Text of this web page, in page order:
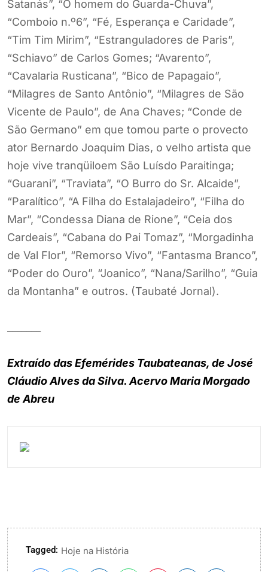
Satanás”, “O homem do Guarda-Chuva”,
“Comboio n.º6”, “Fé, Esperança e Caridade”,
“Tim Tim Mirim”, “Estranguladores de Paris”,
“Schiavo” de Carlos Gomes; “Avarento”,
“Cavalaria Rusticana”, “Bico de Papagaio”,
“Milagres de Santo Antônio”, “Milagres de São
Vicente de Paulo”, de Ana Chaves; “Conde de
São Germano” em que tomou parte o provecto
ator Bernardo Joaquim Dias, o velho artista que
hoje vive tranqüiloem São Luísdo Paraitinga;
“Guarani”, “Traviata”, “O Burro do Sr. Alcaide”,
“Paralítico”, “A Filha do Estalajadeiro”, “Filha do
Mar”, “Condessa Diana de Rione”, “Ceia dos
Cardeais”, “Cabana do Pai Tomaz”, “Morgadinha
de Val Flor”, “Remorso Vivo”, “Fantasma Branco”,
“Poder do Ouro”, “Joanico”, “Nana/Sarilho”, “Guia
da Montanha” e outros. (Taubaté Jornal).
Extraído das Efemérides Taubateanas, de José
Cláudio Alves da Silva. Acervo Maria Morgado
de Abreu
Tagged: Hoje na História